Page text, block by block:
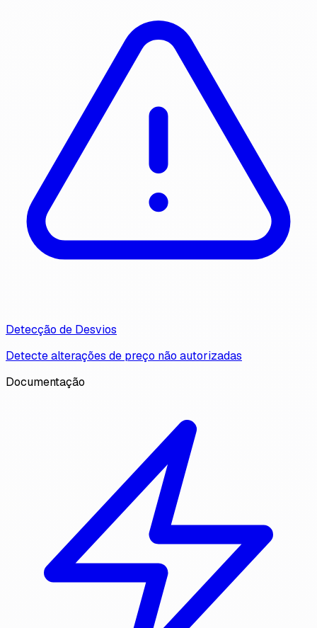
Detecção de Desvios
Detecte alterações de preço não autorizadas
Documentação